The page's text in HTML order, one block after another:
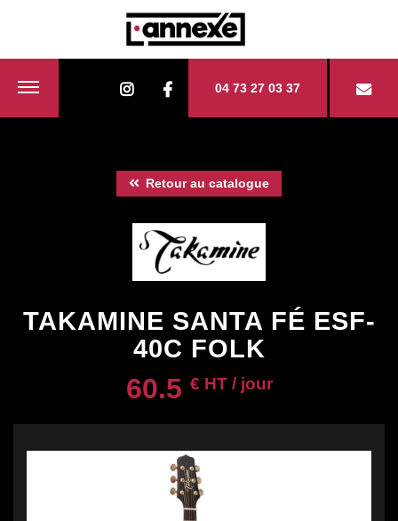
04 73 27 03 37
Retour au catalogue
TAKAMINE SANTA FÉ ESF-
40C FOLK
60.5 € HT / jour